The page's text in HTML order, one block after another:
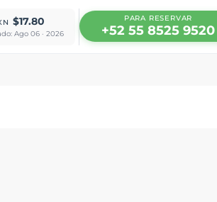
$17.80
Ago 06 · 2026
PARA RESERVAR
+52 55 8525 9520